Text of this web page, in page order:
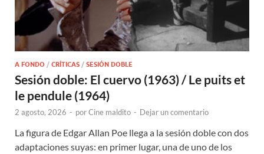
A FONDO / CRÍTICAS / SESIÓN DOBLE
Sesión doble: El cuervo (1963) / Le puits et
le pendule (1964)
2 agosto, 2026 - porCine maldito - Dejar un comentario
La figura de Edgar Allan Poe llega a la sesión doble con dos
adaptaciones suyas: en primer lugar, una de uno de los